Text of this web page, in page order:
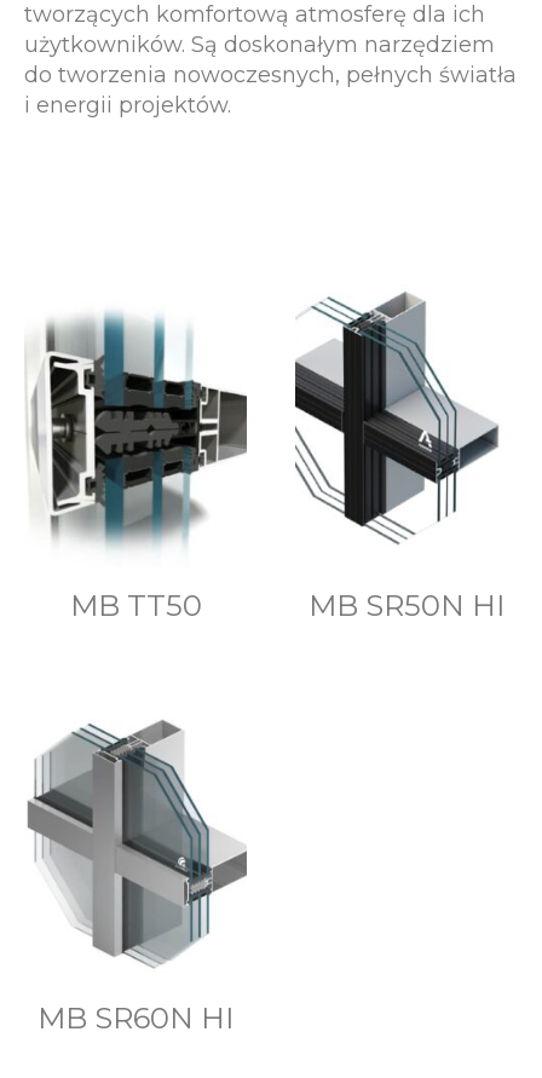
tworzących komfortową atmosferę dla ich
użytkowników. Są doskonałym narzędziem
do tworzenia nowoczesnych, pełnych światła
i energii projektów.
MB TT50 MB SR50N HI
MB SR60N HI